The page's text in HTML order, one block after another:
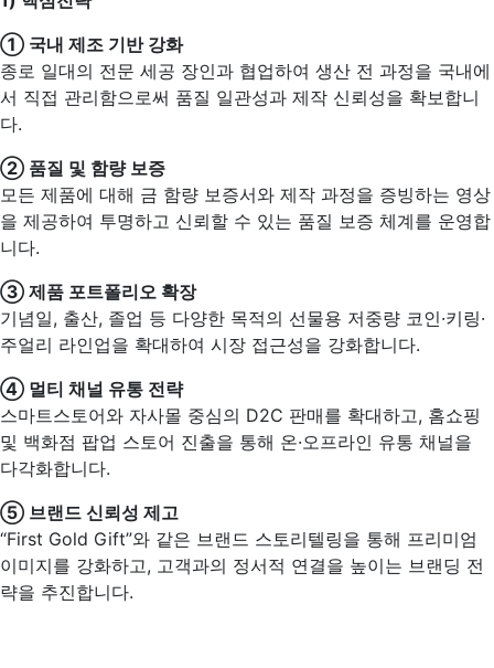
① 국내 제조 기반 강화
종로 일대의 전문 세공 장인과 협업하여 생산 전 과정을 국내에
서 직접 관리함으로써 품질 일관성과 제작 신뢰성을 확보합니
다.
② 품질 및 함량 보증
모든 제품에 대해 금 함량 보증서와 제작 과정을 증빙하는 영상
을 제공하여 투명하고 신뢰할 수 있는 품질 보증 체계를 운영합
니다.
③ 제품 포트폴리오 확장
기념일, 출산, 졸업 등 다양한 목적의 선물용 저중량 코인·키링·
주얼리 라인업을 확대하여 시장 접근성을 강화합니다.
④ 멀티 채널 유통 전략
스마트스토어와 자사몰 중심의 D2C 판매를 확대하고, 홈쇼핑
및 백화점 팝업 스토어 진출을 통해 온·오프라인 유통 채널을
다각화합니다.
⑤ 브랜드 신뢰성 제고
“First Gold Gift”와 같은 브랜드 스토리텔링을 통해 프리미엄
이미지를 강화하고, 고객과의 정서적 연결을 높이는 브랜딩 전
략을 추진합니다.